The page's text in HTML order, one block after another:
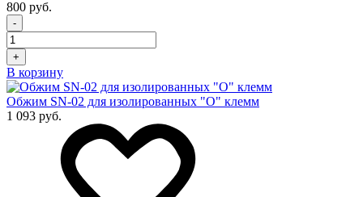
800 руб.
-
+
В корзину
Обжим SN-02 для изолированных "О" клемм
1 093 руб.